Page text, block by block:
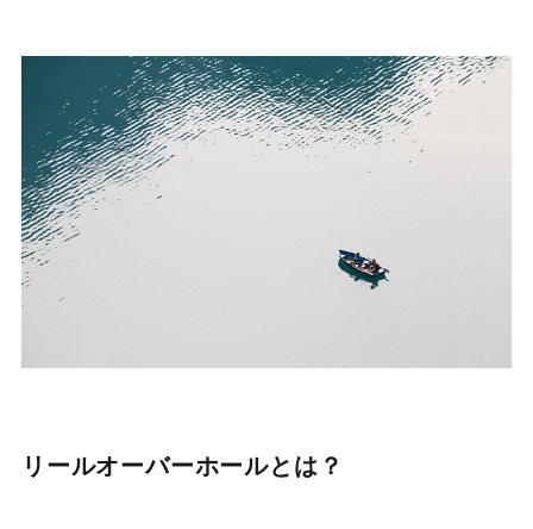
リールオーバーホールとは？